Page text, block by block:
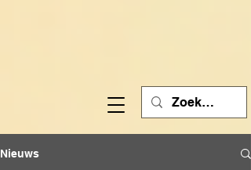
Nieuws